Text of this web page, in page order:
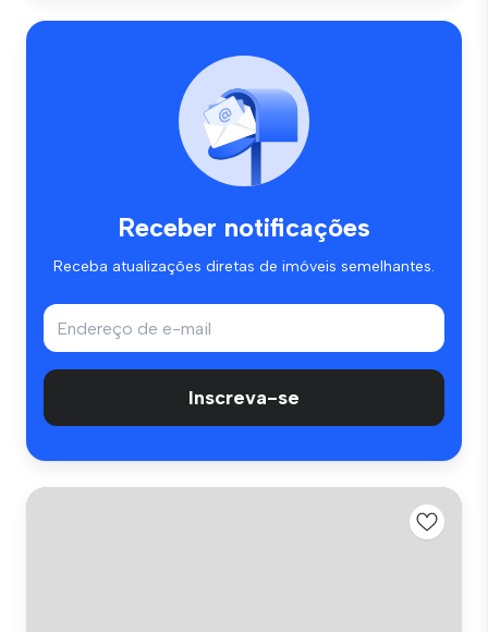
Receber notificações
Receba atualizações diretas de imóveis semelhantes.
Inscreva-se